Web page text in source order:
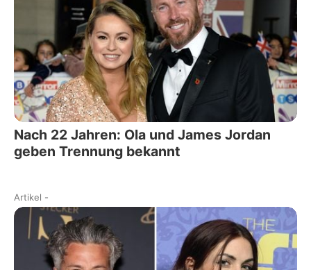
Nach 22 Jahren: Ola und James Jordan
geben Trennung bekannt
Artikel -